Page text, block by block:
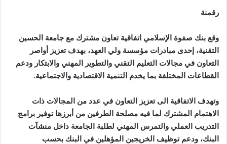
رقمنة
وقع بنك صفوة الإسلامي اتفاقية تعاون مشترك مع جامعة الحسين
التقنية، إحدى مبادرات مؤسسة ولي العهد، بهدف تعزيز أواصر
التعاون في مجالات التعليم التقني والتطوير المهني والابتكار ودعم
القطاعات المختلفة بما يخدم التنمية الاقتصادية والاجتماعية.
وتهدف الاتفاقية الى تعزيز التعاون في عدد من المجالات ذات
الاهتمام المشترك لما فيه مصلحة الطرفين من أبرزها توفير برامج
التدريب العملي والتمرس المهني لطلبة الجامعة داخل منشآت
البنك، ودعم توظيف الخريجين المؤهلين في البنك بحسب